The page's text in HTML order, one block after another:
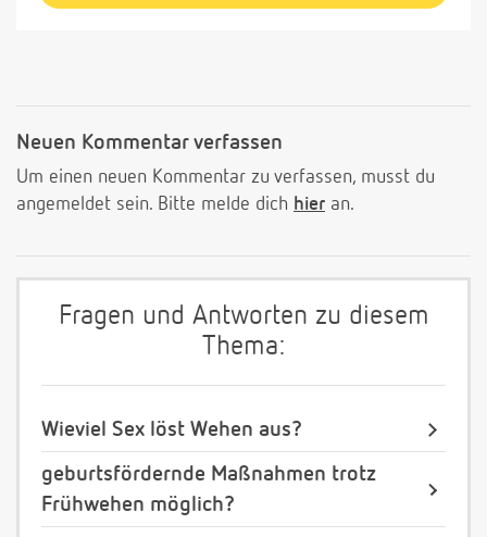
Neuen Kommentar verfassen
Um einen neuen Kommentar zu verfassen, musst du
angemeldet sein. Bitte melde dich hier an.
Fragen und Antworten zu diesem
Thema:
Wieviel Sex löst Wehen aus?
geburtsfördernde Maßnahmen trotz
Frühwehen möglich?